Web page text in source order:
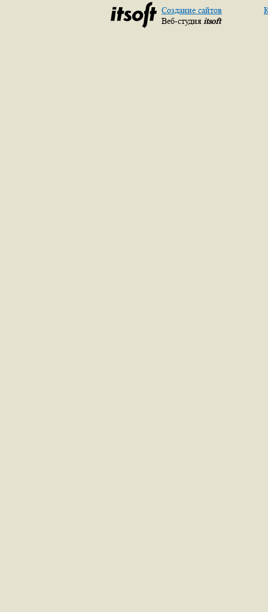
Создание сайтов
Веб-студия itsoft